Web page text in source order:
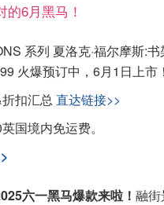
的6月黑马！
系列 夏洛克·福尔摩斯:书
火爆预订中，6月1日上市！
扣汇总 直达链接>>
国境内免运费。
六一黑马爆款来啦！ 融